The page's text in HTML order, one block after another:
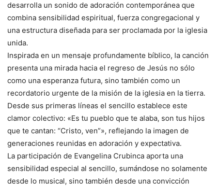
desarrolla un sonido de adoración contemporánea que
combina sensibilidad espiritual, fuerza congregacional y
una estructura diseñada para ser proclamada por la iglesia
unida.
Inspirada en un mensaje profundamente bíblico, la canción
presenta una mirada hacia el regreso de Jesús no sólo
como una esperanza futura, sino también como un
recordatorio urgente de la misión de la iglesia en la tierra.
Desde sus primeras líneas el sencillo establece este
clamor colectivo: «Es tu pueblo que te alaba, son tus hijos
que te cantan: “Cristo, ven”», reflejando la imagen de
generaciones reunidas en adoración y expectativa.
La participación de Evangelina Crubinca aporta una
sensibilidad especial al sencillo, sumándose no solamente
desde lo musical, sino también desde una convicción